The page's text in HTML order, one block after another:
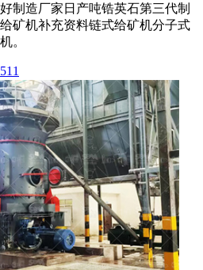
制造厂家日产吨锆英石第三代制
矿机补充资料链式给矿机分子式
。